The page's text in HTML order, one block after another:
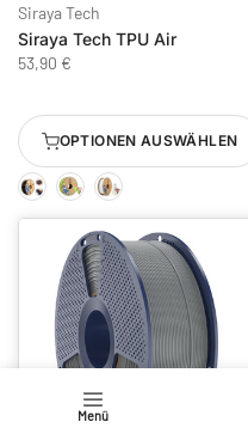
Siraya Tech
Siraya Tech TPU Air
53,90 €
OPTIONEN AUSWÄHLEN
Menü